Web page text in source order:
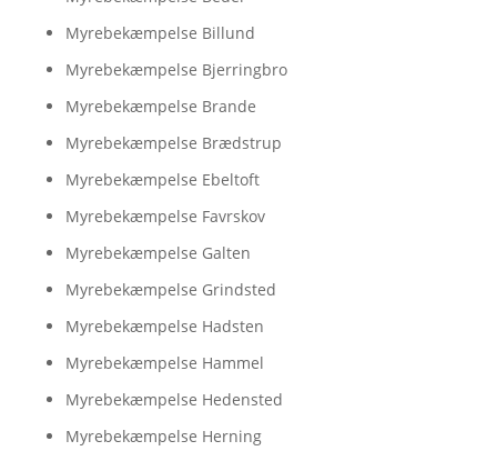
Myrebekæmpelse Billund
Myrebekæmpelse Bjerringbro
Myrebekæmpelse Brande
Myrebekæmpelse Brædstrup
Myrebekæmpelse Ebeltoft
Myrebekæmpelse Favrskov
Myrebekæmpelse Galten
Myrebekæmpelse Grindsted
Myrebekæmpelse Hadsten
Myrebekæmpelse Hammel
Myrebekæmpelse Hedensted
Myrebekæmpelse Herning